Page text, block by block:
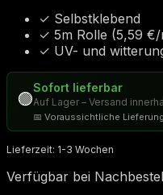
✓ Selbstklebend
✓ 5m Rolle (5,59 €/
✓ UV- und
🟢
Sofort lieferbar
Auf Lager – Versand
📅 Voraussichtliche
Lieferzeit: 1-3 Wochen
Verfügbar bei